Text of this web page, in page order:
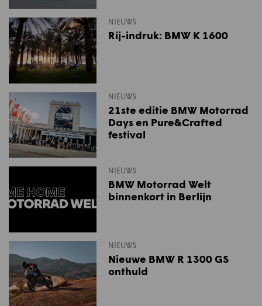
NIEUWS
Rij-indruk: BMW K 1600
NIEUWS
21ste editie BMW Motorrad
Days en Pure&Crafted
festival
NIEUWS
BMW Motorrad Welt
binnenkort in Berlijn
NIEUWS
Nieuwe BMW R 1300 GS
onthuld